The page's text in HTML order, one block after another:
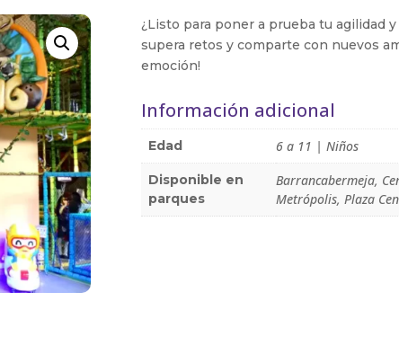
¿Listo para poner a prueba tu agilidad
supera retos y comparte con nuevos
emoción!
Información adicional
Edad 6 a 11 | Niños
Disponible en
parques
Barrancabermeja,
Metrópolis, Plaza